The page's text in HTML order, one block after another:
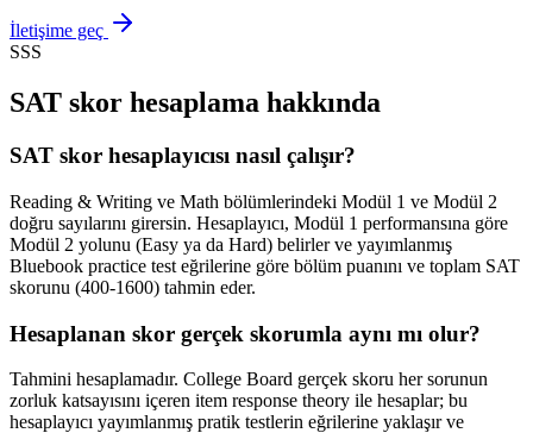
İletişime geç
SSS
SAT skor hesaplama hakkında
SAT skor hesaplayıcısı nasıl çalışır?
Reading & Writing ve Math bölümlerindeki Modül 1 ve Modül 2
doğru sayılarını girersin. Hesaplayıcı, Modül 1 performansına göre
Modül 2 yolunu (Easy ya da Hard) belirler ve yayımlanmış
Bluebook practice test eğrilerine göre bölüm puanını ve toplam SAT
skorunu (400-1600) tahmin eder.
Hesaplanan skor gerçek skorumla aynı mı olur?
Tahmini hesaplamadır. College Board gerçek skoru her sorunun
zorluk katsayısını içeren item response theory ile hesaplar; bu
hesaplayıcı yayımlanmış pratik testlerin eğrilerine yaklaşır ve